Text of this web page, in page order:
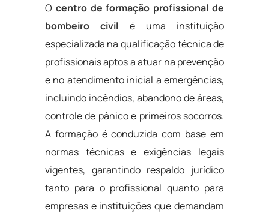
O centro de formação profissional de
bombeiro civil é uma instituição
especializada na qualificação técnica de
profissionais aptos a atuar na prevenção
e no atendimento inicial a emergências,
incluindo incêndios, abandono de áreas,
controle de pânico e primeiros socorros.
A formação é conduzida com base em
normas técnicas e exigências legais
vigentes, garantindo respaldo jurídico
tanto para o profissional quanto para
empresas e instituições que demandam